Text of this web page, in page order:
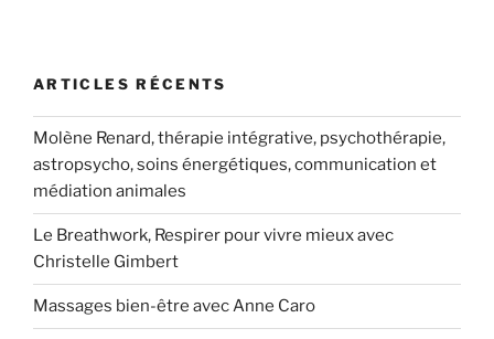
ARTICLES RÉCENTS
Molène Renard, thérapie intégrative, psychothérapie,
astropsycho, soins énergétiques, communication et
médiation animales
Le Breathwork, Respirer pour vivre mieux avec
Christelle Gimbert
Massages bien-être avec Anne Caro